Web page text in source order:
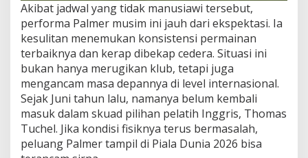
Akibat jadwal yang tidak manusiawi tersebut,
performa Palmer musim ini jauh dari ekspektasi. Ia
kesulitan menemukan konsistensi permainan
terbaiknya dan kerap dibekap cedera. Situasi ini
bukan hanya merugikan klub, tetapi juga
mengancam masa depannya di level internasional.
Sejak Juni tahun lalu, namanya belum kembali
masuk dalam skuad pilihan pelatih Inggris, Thomas
Tuchel. Jika kondisi fisiknya terus bermasalah,
peluang Palmer tampil di Piala Dunia 2026 bisa